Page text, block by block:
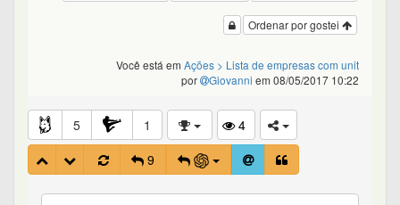
Ordenar por gostei
Você está em Ações > Lista de empresas com unit
por
Giovanni em 08/05/2017 10:22
5 1
4
9